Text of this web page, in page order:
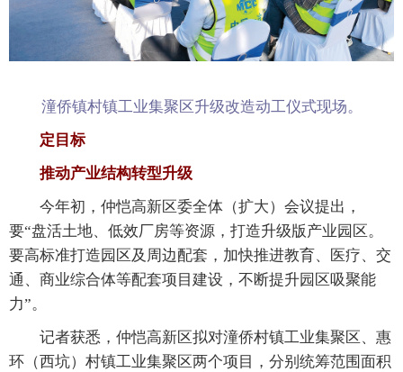
潼侨镇村镇工业集聚区升级改造动工仪式现场。
定目标
推动产业结构转型升级
今年初，仲恺高新区委全体（扩大）会议提出，
要“盘活土地、低效厂房等资源，打造升级版产业园区。
要高标准打造园区及周边配套，加快推进教育、医疗、交
通、商业综合体等配套项目建设，不断提升园区吸聚能
力”。
记者获悉，仲恺高新区拟对潼侨村镇工业集聚区、惠
环（西坑）村镇工业集聚区两个项目，分别统筹范围面积